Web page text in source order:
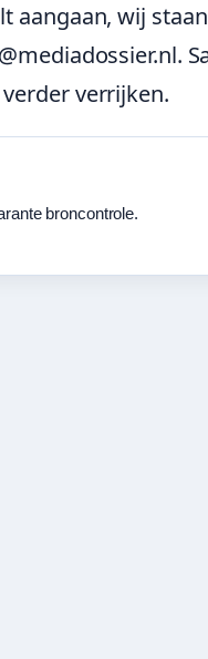
aangaan, wij
verrijken.
broncontrole.